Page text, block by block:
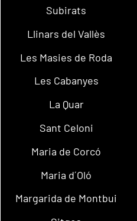
Subirats
Llinars del Vallès
Les Masies de Roda
Les Cabanyes
La Quar
Sant Celoni
Maria de Corcó
Maria d´Oló
Margarida de Montbui